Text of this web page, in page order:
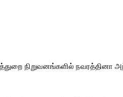
நிறுவனங்களில் நவரத்தினா